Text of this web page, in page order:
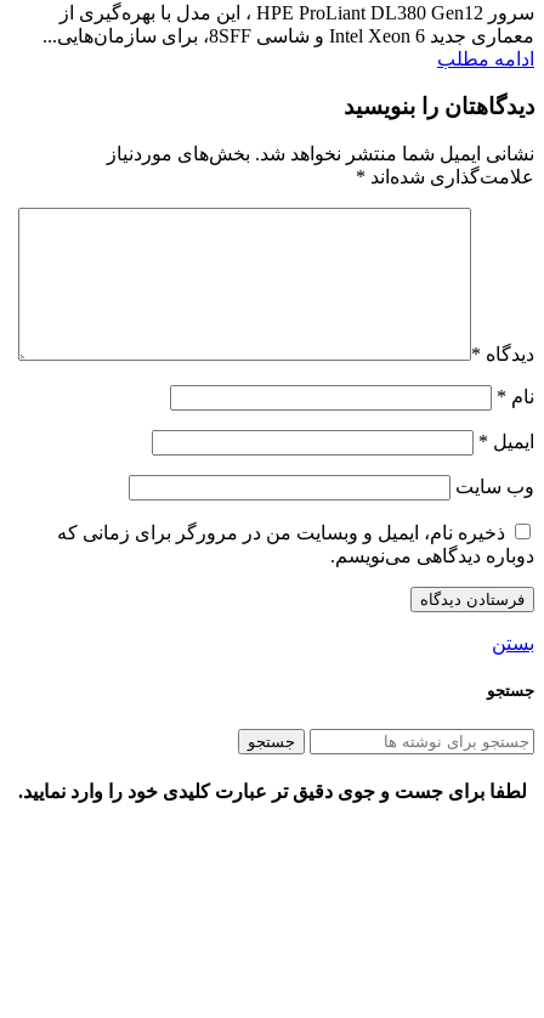
سرور HPE ProLiant DL380 Gen12 ، این مدل با بهره‌گیری از
معماری جدید Intel Xeon 6 و شاسی 8SFF، برای سازمان‌هایی...
ادامه مطلب
دیدگاهتان را بنویسید
نشانی ایمیل شما منتشر نخواهد شد. بخش‌های موردنیاز
علامت‌گذاری شده‌اند *
دیدگاه *
نام *
ایمیل *
وب‌ سایت
ذخیره نام، ایمیل و وبسایت من در مرورگر برای زمانی که
دوباره دیدگاهی می‌نویسم.
بستن
جستجو
جستجو
لطفا برای جست و جوی دقیق تر عبارت کلیدی خود را وارد نمایید.